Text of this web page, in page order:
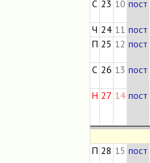
С 23 10 пост
Ч 24 11 пост
П 25 12 пост
С 26 13 пост
Н 27 14 пост
П 28 15 пост